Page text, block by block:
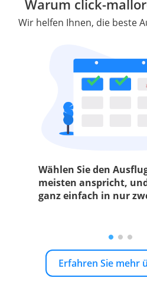
Warum click-
Wir helfen Ihnen, die beste
Wählen Sie den
meisten anspricht,
ganz einfach in nur
Erfahren Sie mehr